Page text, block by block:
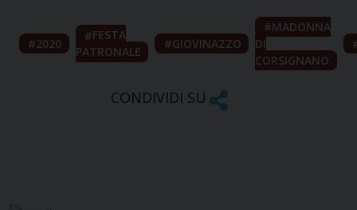
2020
FESTA
PATRONALE
GIOVINAZZO
MADONNA
DI
CORSIGNANO
CONDIVIDI SU